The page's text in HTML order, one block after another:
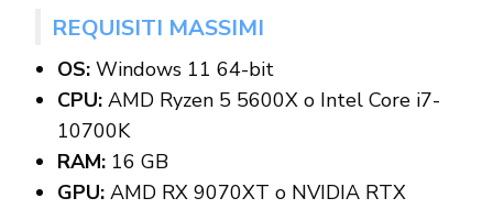
REQUISITI MASSIMI
OS:Windows 11 64-bit
CPU:AMD Ryzen 5 5600X o Intel Core i7-
10700K
RAM:16 GB
GPU:AMD RX 9070XT o NVIDIA RTX